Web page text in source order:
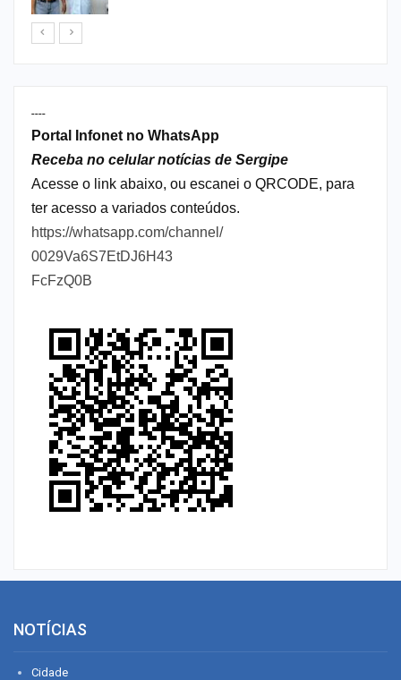
----
Portal Infonet no WhatsApp
Receba no celular notícias de Sergipe
Acesse o link abaixo, ou escanei o QRCODE, para
ter acesso a variados conteúdos.
https://whatsapp.com/channel/
0029Va6S7EtDJ6H43
FcFzQ0B
NOTÍCIAS
Cidade